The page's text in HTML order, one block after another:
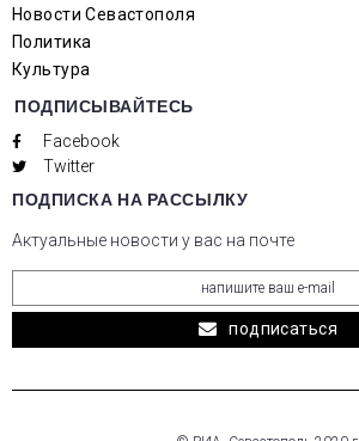
Новости Севастополя
Политика
Культура
ПОДПИСЫВАЙТЕСЬ
Facebook
Twitter
ПОДПИСКА НА РАССЫЛКУ
Актуальные новости у вас на почте
подписаться